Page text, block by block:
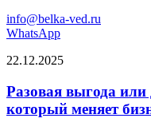
info@belka-ved.ru
WhatsApp
22.12.2025
Разовая выгода или
который меняет